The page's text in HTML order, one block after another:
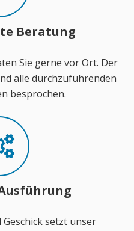
Beratung
Sie gerne vor Ort. Der
alle durchzuführenden
besprochen.
setzt unser